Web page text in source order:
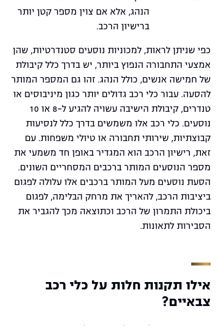
הנהג, אלא אם צוין מספר קטן יותר
ברישיון הרכב.
כפי שניתן לראות, למכוניות נוסעים סטנדרטיות, שהן
אמצעי התחבורה הנפוץ ביותר, יש בדרך כלל קיבולת
של חמישה אנשים, כולל הנהג. זהו גם המספר המותר
להסעה. עבור כלי רכב גדולים יותר כגון מיניבוסים או
טנדרים, קיבולת הישיבה עשויה להגיע ל-8 או 10
נוסעים. כלי רכב אלו משמשים בדרך כלל לנסיעות
קבוצתיות, שירותי תחבורה או טיולי משפחות. עם
זאת, רישיון הרכב הוא המגדיר באופן חד משמעי את
מספר הנוסעים המותר ברכבים המסחריים השונים.
הסעת נוסעים מעל המותר ברכבים אלו עלולה לפגום
ביציבות הרכב, להאריך את מרחק הבלימה, לפגום
ביכולת התמרון של הרכב וכתוצאה מכך להגביר את
הסבירות לתאונות.
אילו תקנות חלות על כלי רכב
צבאיים?